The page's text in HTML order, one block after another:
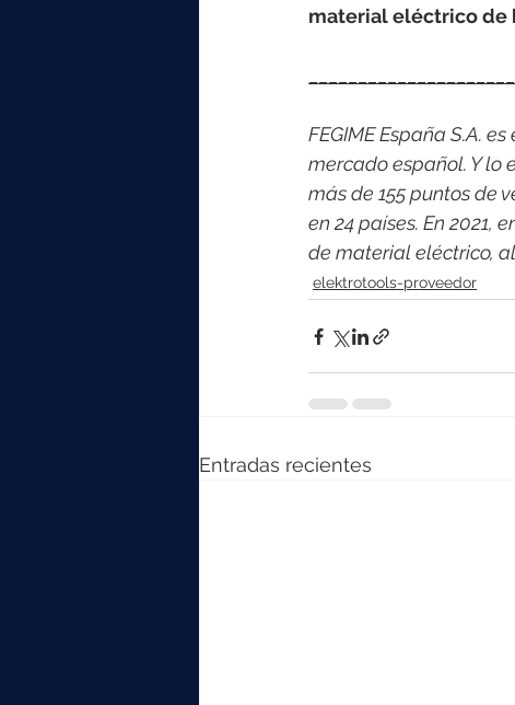
material eléctrico de
FEGIME España S.A.
mercado español. Y lo
más de 155 puntos de
en 24 países. En 2021,
de material eléctrico,
elektrotools-proveedor
Entradas recientes